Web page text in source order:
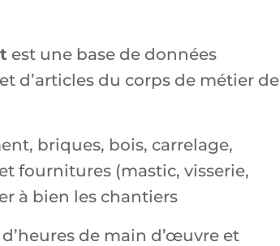
est une base de données
d’articles du corps de métier de
briques, bois, carrelage,
fournitures (mastic, visserie,
à bien les chantiers
de main d’œuvre et